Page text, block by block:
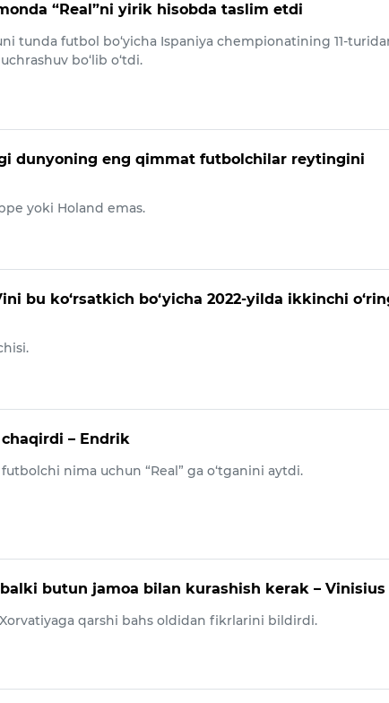
“Real”ni yirik hisobda taslim etdi
tunda futbol bo‘yicha Ispaniya chempionatining 11-
bo‘lib o‘tdi.
dunyoning eng qimmat futbolchilar reytingini
yoki Holand emas.
bu ko‘rsatkich bo‘yicha 2022-yilda ikkinchi
– Endrik
nima uchun “Real” ga o‘tganini aytdi.
butun jamoa bilan kurashish kerak – Vinisius
qarshi bahs oldidan fikrlarini bildirdi.